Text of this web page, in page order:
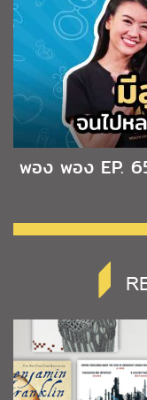
พอง พอง EP.